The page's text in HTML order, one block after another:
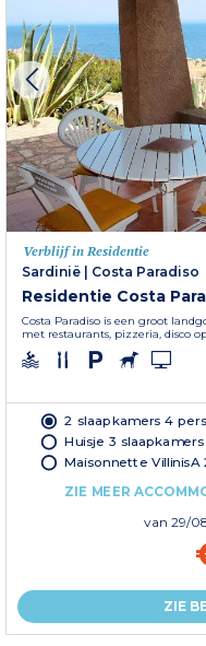
Verblijf in Residentie
Sardinië
Costa Paradiso
Residentie Costa
Costa Paradiso is een groot
met restaurants, pizzeria, disco
2 slaapkamers 4
Huisje 3
Maisonnette
ZIE MEER
van 29/
ZIE